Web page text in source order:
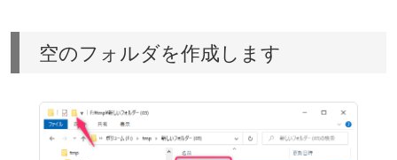
空のフォルダを作成します